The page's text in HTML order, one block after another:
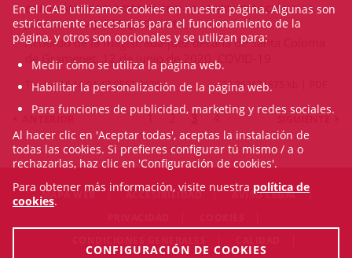
COMISIÓN DE RELACIONES CON LA ADMINISTRACIÓN Y LA
JUSTICIA (CRAJ) | CRAJ-COVID-19
Acuerdo de la magistrada-juez decana de Santa Coloma
de Gramenet. 12 de junio de 2020. COVID-19
Tue Jun 16 16:04:47 CEST 2020 422.263671875 Kb
1 2 3 4
MAPA WEB ACCESIBILIDAD
AVISO LEGAL
En el ICAB utilizamos cookies en nuestra página. Algunas son
estrictamente necesarias para el funcionamiento de la
página, y otros son opcionales y se utilizan para:
Medir cómo se utiliza la página web.
Habilitar la personalización de la página web.
Para funciones de publicidad, marketing y redes sociales.
Al hacer clic en 'Aceptar todas', aceptas la instalación de
todas las cookies. Si prefieres configurar tú mismo / a o
rechazarlas, haz clic en 'Configuración de cookies'.
Para obtener más información, visite nuestra política de
cookies.
CONFIGURACIÓN DE COOKIES